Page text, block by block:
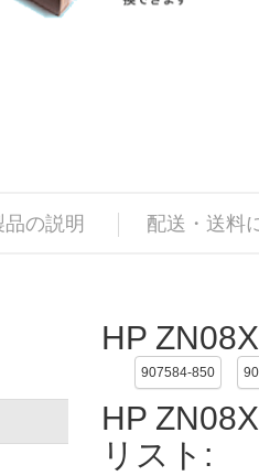
品の説明 配送・送料
HP
907584-850
HP
リスト: